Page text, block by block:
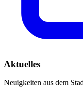
Aktuelles
Neuigkeiten aus dem